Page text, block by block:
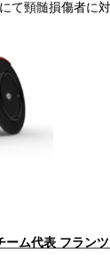
頸髄損傷者に対
ム代表 フラン